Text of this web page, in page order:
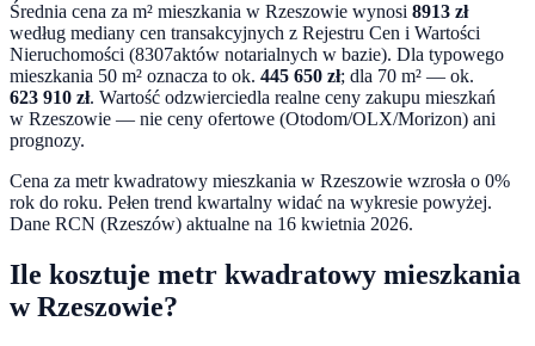
Średnia cena za m² mieszkania w Rzeszowie wynosi 8913 zł
według mediany cen transakcyjnych z Rejestru Cen i Wartości
Nieruchomości (8307aktów notarialnych w bazie). Dla typowego
mieszkania 50 m² oznacza to ok. 445 650 zł; dla 70 m² — ok.
623 910 zł. Wartość odzwierciedla realne ceny zakupu mieszkań
w Rzeszowie — nie ceny ofertowe (Otodom/OLX/Morizon) ani
prognozy.
Cena za metr kwadratowy mieszkania w Rzeszowie wzrosła o 0%
rok do roku. Pełen trend kwartalny widać na wykresie powyżej.
Dane RCN (Rzeszów) aktualne na 16 kwietnia 2026.
Ile kosztuje metr kwadratowy mieszkania
wRzeszowie?